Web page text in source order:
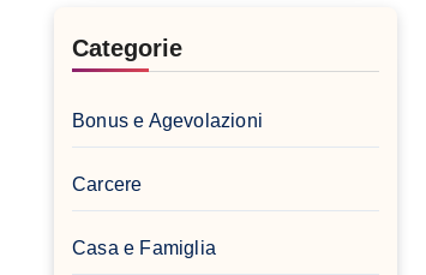
Categorie
Bonus e Agevolazioni
Carcere
Casa e Famiglia